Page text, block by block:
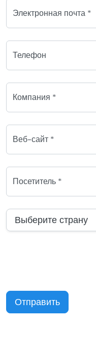
Электронная почта *
Телефон
Компания *
Веб-сайт *
Посетитель *
Выберите страну
Отправить